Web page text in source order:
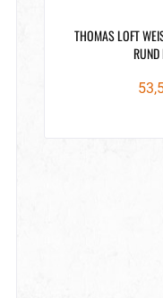
THOMAS LOFT
RUND